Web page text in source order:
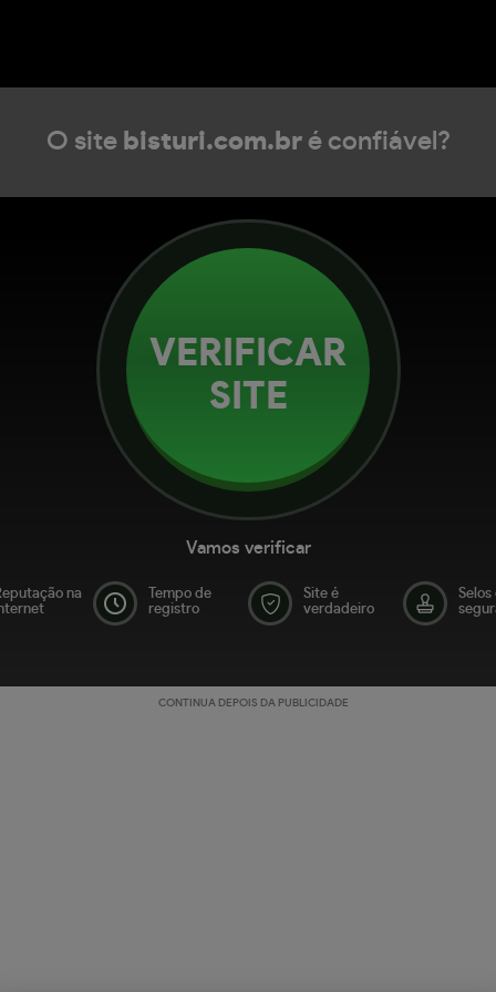
O site bisturi.com.bré confiável?
VERIFICAR
SITE
Vamos verificar
na
Tempo de
registro
Site é
verdadeiro
Selos
CONTINUA DEPOIS DA PUBLICIDADE